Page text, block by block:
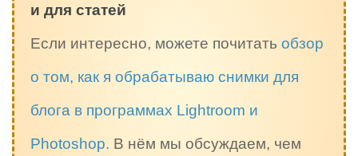
и для статей
Если интересно, можете почитать обзор
о том, как я обрабатываю снимки для
блога в программах Lightroom и
Photoshop. В нём мы обсуждаем, чем